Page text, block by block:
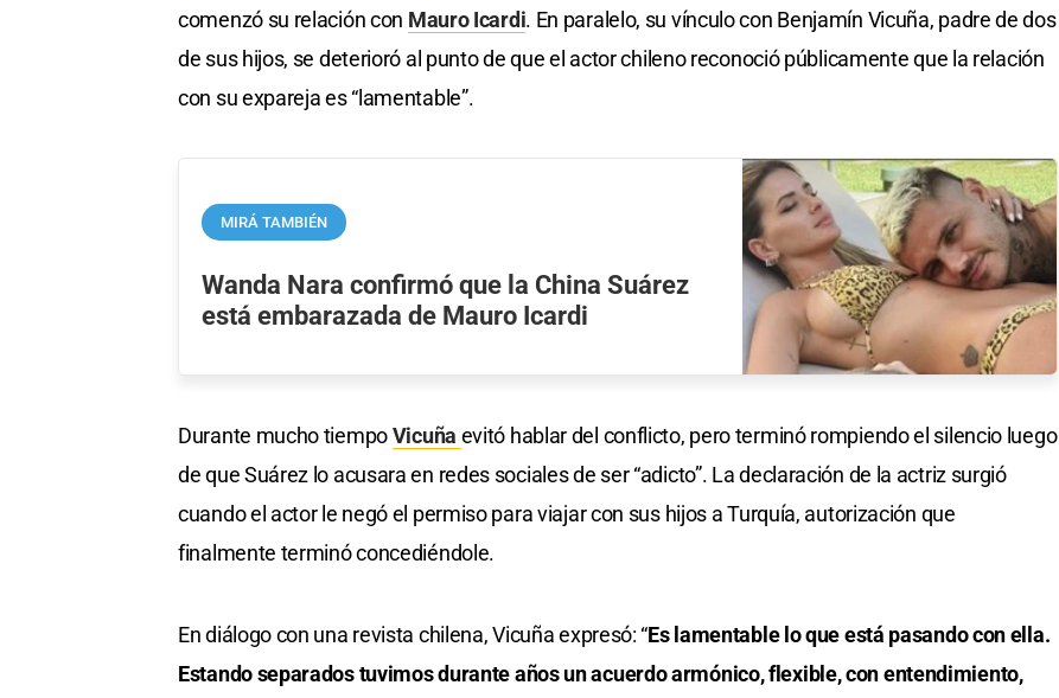
comenzó su relación con Mauro Icardi. En paralelo, su vínculo con Benjamín Vicuña, padre de dos
de sus hijos, se deterioró al punto de que el actor chileno reconoció públicamente que la relación
con su expareja es “lamentable”.
MIRÁ TAMBIÉN
Wanda Nara confirmó que la China Suárez
está embarazada de Mauro Icardi
Durante mucho tiempoVicuña evitó hablar del conflicto, pero terminó rompiendo el silencio luego
de que Suárez lo acusara en redes sociales de ser “adicto”. La declaración de la actriz surgió
cuando el actor le negó el permiso para viajar con sus hijos a Turquía, autorización que
finalmente terminó concediéndole.
En diálogo con una revista chilena, Vicuña expresó: “Es lamentable lo que está pasando con ella.
Estando separados tuvimos durante años un acuerdo armónico, flexible, con entendimiento,